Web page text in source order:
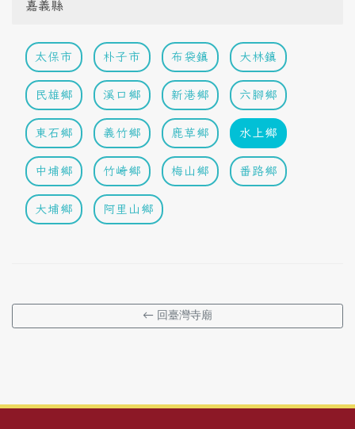
嘉義縣
太保市 朴子市 布袋鎮 大林鎮
民雄鄉 溪口鄉 新港鄉 六腳鄉
東石鄉 義竹鄉 鹿草鄉 水上鄉
中埔鄉 竹崎鄉 梅山鄉 番路鄉
大埔鄉 阿里山鄉
← 回臺灣寺廟